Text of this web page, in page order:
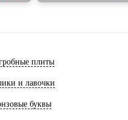
плиты
и лавочки
буквы